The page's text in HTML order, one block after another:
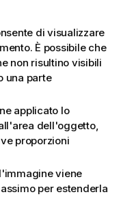
di visualizzare
È possibile che
non risultino visibili
una parte
applicato lo
dell'oggetto,
proporzioni
viene
per estenderla